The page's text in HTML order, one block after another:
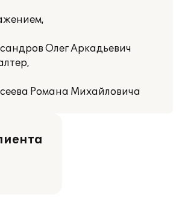
Олег Аркадьевич
Романа Михайловича